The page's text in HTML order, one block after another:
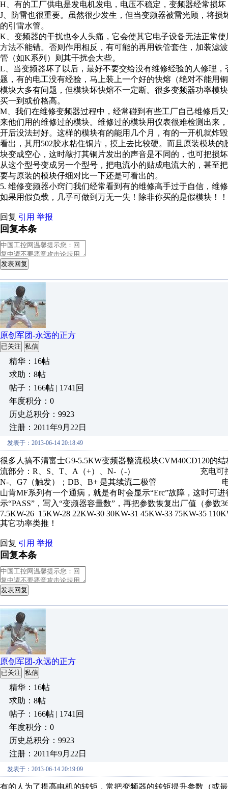
H、有的工厂供电是发电机发电，电压不稳定，变频器经常损
J、防雷也很重要。虽然很少发生，但当变频器被雷光顾，将
的引雷水管。
K、变频器的干扰也令人头痛，它会使其它电子设备无法正常
方法不能错。否则作用相反，有可能的再用铁管套住，加装滤
管（如K系列）则其干扰会大些。
L、当变频器坏了以后，最好不要交给没有维修经验的人修理
题，有的电工没有经验，马上装上一个好的快熔（绝对不能用
模块大多有问题，但模块坏快熔不一定断。很多变频器功率模
买一到或价格高。
M、我们在维修变频器过程中，经常碰到有些工厂自己维修后
来他们用的维修过的模块。维修过的模块用仪表很难检测出来
开后没法封好。这样的模块有的能用几个月，有的一开机就炸
看出，其用502胶水粘住铜片，摸上去比较硬。而且原装模块
块变成空心，这时敲打其铜片发出的声音是不同的，也可把损
从这个型号变成另一个型号，把电流小的贴成电流大的，甚至
要与原装的模块仔细对比一下还是可看出的。
5. 维修变频器小窍门我们经常看到有的维修高手过于自信，维
如果用假负载，几乎可做到万无一失！除非你买的是假
回复 引用 举报
回复本条
发表回复
原创军团-永远的正方
已关注 私信
精华：16帖
求助：8帖
帖子：166帖 | 1741回
年度积分：0
历史总积分：9923
注册：2011年9月22日
发表于：2013-06-14 20:18:49
很多人搞不清富士G9-5.5KW变频器整流模块
流部分：R、S、T、A（+）、N-（-） 充电
N-、G7（触发）；DB、B+ 是其续流二极管 电源开
山肯MF系列有一个通病，就是有时会显示“Erc”故障，这时可
示“PASS”，写入“变频器容量数”，再把参数恢复出厂
7.5KW-26 15KW-28 22KW-30 30KW-31 45KW-33 75KW-35
其它功率类推！
回复 引用 举报
回复本条
发表回复
原创军团-永远的正方
已关注 私信
精华：16帖
求助：8帖
帖子：166帖 | 1741回
年度积分：0
历史总积分：9923
注册：2011年9月22日
发表于：2013-06-14 20:19:09
有的人为了提高电机的转矩，常把变频器的转矩提升参数（或